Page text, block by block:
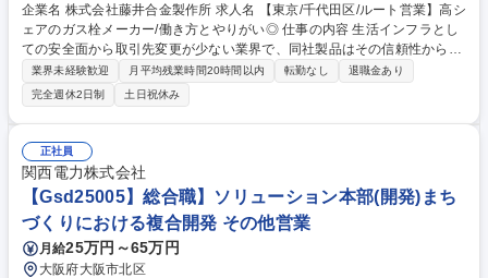
企業名 株式会社藤井合金製作所 求人名 【東京/千代田区/ルート営業】高シ
ェアのガス栓メーカー/働き方とやりがい◎ 仕事の内容 生活インフラとし
ての安全面から取引先変更が少ない業界で、同社製品はその信頼性から高
いシェアを誇ります。既存顧客様との取引が約9割。長期的な関係性の中
でシェア拡大や新規格の商品化フォロー等を担います。 【特徴】ガス栓メ
ーカーの草分け的存在で、JIS(日本工業規格)のモデルとなるガス栓を開
発/都市ガス用ガス栓シェアは全国トップクラス/技術開発を重視してお
り、ガス栓メーカーでは最多の受賞歴を誇ります/ガス漏れを防止するため
のミクロン単位の設計/加工技術を保有。 【顧客】都市ガス事業者、LPガ
ス事業者、ガス機器メーカー、専門商社等 【商材】都市ガス用ガス栓、L
Pガス用ガス栓、温水コンセント等 募集職種 【東京/千代田区/ルート営
業】高シェアのガス栓メーカー/働き方とやりがい◎
業界未経験歓迎 月平均残業時間20時間以内 転勤なし
退職金あり
完全週休2日制
土日祝休み
正社員
関西電力株式会社
【Gsd25005】総合職】ソリューション本部(開発)まち
づくりにおける複合開発 その他営業
月給25万円～65万円
大阪府大阪市北区